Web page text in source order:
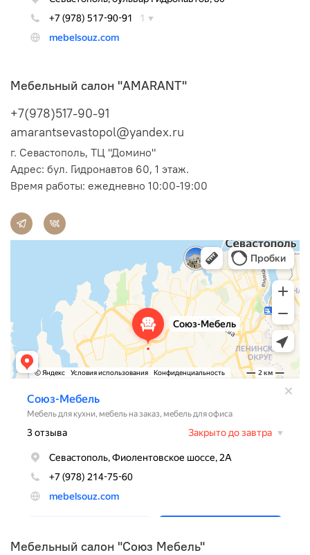
Мебельный салон "AMARANT"
+7(978)517-90-91
amarantsevastopol@yandex.ru
г. Севастополь, ТЦ "Домино"
Адрес: бул. Гидронавтов 60, 1 этаж.
Время работы: ежедневно 10:00-19:00
Мебельный салон "Союз Мебель"